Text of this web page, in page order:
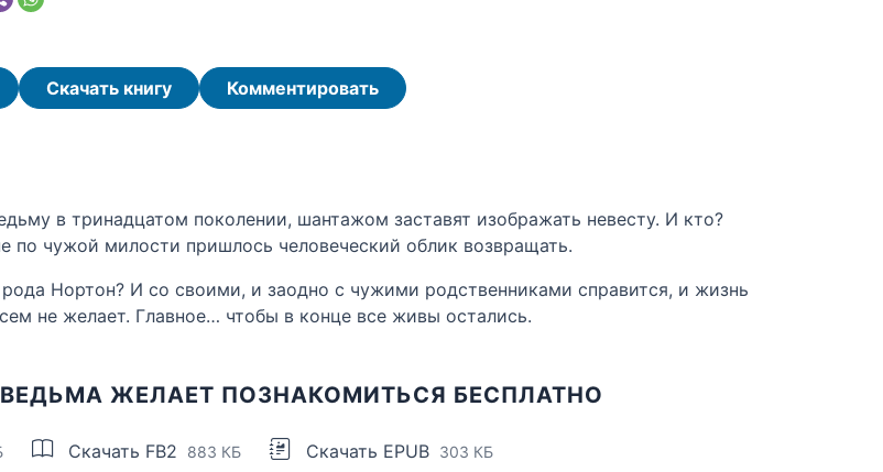
Скачать книгу Комментировать
в тринадцатом поколении, шантажом заставят изображать невесту. И кто?
чужой милости пришлось человеческий облик возвращать.
Нортон? И со своими, и заодно с чужими родственниками справится, и жизнь
не желает. Главное… чтобы в конце все живы остались.
ЖЕЛАЕТ ПОЗНАКОМИТЬСЯ БЕСПЛАТНО
Скачать FB2 883 КБ Скачать EPUB 303 КБ